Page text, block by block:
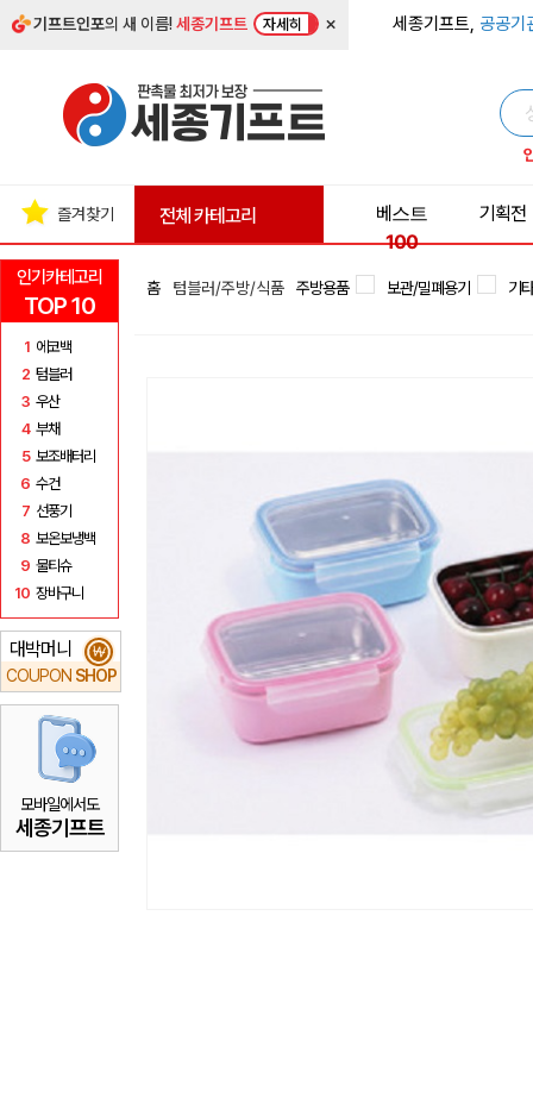
기프트인포의 새 이름!세종기프트 자세히 × 세종기프트, 공공기
인기카테고리
TOP 10
1 에코백
2 텀블러
3 우산
4 부채
5 보조배터리
6 수건
7 선풍기
8 보온보냉백
9 물티슈
10 장바구니
대박머니
COUPON SHOP
₩
모바일에서도
세종기프트
즐겨찾기 전체 카테고리
베스트
100
기획전
홈 텀블러/주방/식품 주방용품 보관/밀폐용기 기